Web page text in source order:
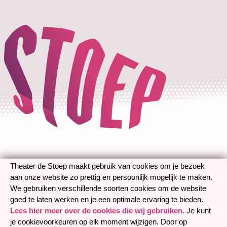
Theater de Stoep maakt gebruik van cookies om je bezoek
aan onze website zo prettig en persoonlijk mogelijk te maken.
We gebruiken verschillende soorten cookies om de website
goed te laten werken en je een optimale ervaring te bieden.
Lees hier meer over de cookies die wij gebruiken.Je kunt
je cookievoorkeuren op elk moment wijzigen. Door op